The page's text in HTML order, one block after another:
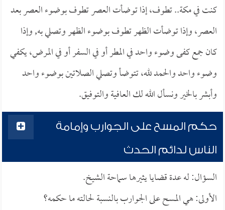
كنت في مكة.. تطوف، إذا توضأت العصر تطوف بوضوء العصر بعد
العصر، وإذا توضأت الظهر تطوف بوضوء الظهر وتصلي به, وإذا
كان جمع كفى وضوء واحد في المطر أو في السفر أو في المرض، يكفي
وضوء واحد والحمد لله، تتوضأ وتصلي الصلاتين بوضوء واحد
وأبشر بالخير ونسأل الله لك العافية والتوفيق.
حكم المسح على الجوارب وإمامة
الناس لدائم الحدث
السؤال: له عدة قضايا يثيرها سماحة الشيخ.
الأولى: هي المسح على الجوارب بالنسبة لحالته ما حكمه؟